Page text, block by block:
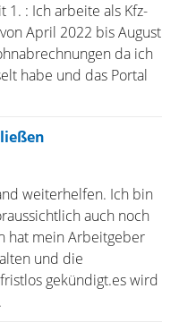
1. : Ich arbeite als Kfz-
April 2022 bis August
da ich
habe und das Portal
weiterhelfen. Ich bin
auch noch
hat mein Arbeitgeber
und die
gekündigt.es wird